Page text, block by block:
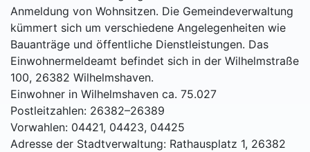
Anmeldung von Wohnsitzen. Die Gemeindeverwaltung
kümmert sich um verschiedene Angelegenheiten wie
Bauanträge und öffentliche Dienstleistungen. Das
Einwohnermeldeamt befindet sich in der Wilhelmstraße
100, 26382 Wilhelmshaven.
Einwohner in Wilhelmshaven ca. 75.027
Postleitzahlen: 26382–26389
Vorwahlen: 04421, 04423, 04425
Adresse der Stadtverwaltung: Rathausplatz 1, 26382